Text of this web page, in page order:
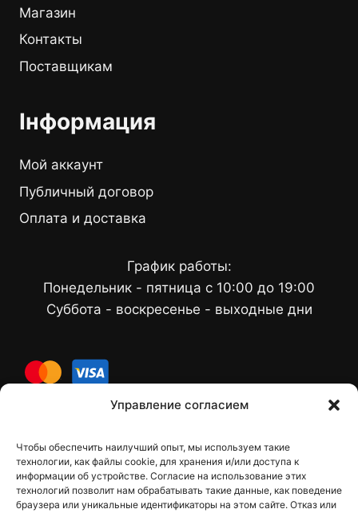
Управление согласием
Чтобы обеспечить наилучший опыт, мы используем такие
технологии, как файлы cookie, для хранения и/или доступа к
информации об устройстве. Согласие на использование этих
технологий позволит нам обрабатывать такие данные, как поведение
браузера или уникальные идентификаторы на этом сайте. Отказ или
Магазин
Контакты
Поставщикам
Інформация
Мой аккаунт
Публичный договор
Оплата и доставка
График работы:
Понедельник - пятница с 10:00 до 19:00
Суббота - воскресенье - выходные дни
Контакты